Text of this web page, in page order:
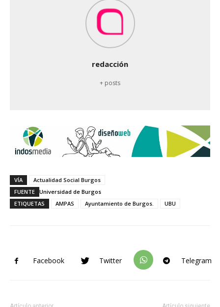
redacción
+ posts
VÍA
Actualidad Social Burgos
FUENTE Universidad de Burgos
ETIQUETAS
AMPAS Ayuntamiento de Burgos. UBU
Facebook Twitter Telegram